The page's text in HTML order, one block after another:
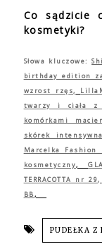
Co sądzicie
kosmetyki?
Słowa kluczowe:
birthday edition
wzrost rzę s,
twarzy i ciała z
komórkami
skórek
Marcelka
kosmetyczny,
TERRACOTTA nr 29,
BB,
PUDEŁKA Z